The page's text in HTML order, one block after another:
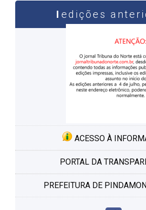
edições
ACESSO À
PORTAL DA
PREFEITURA DE